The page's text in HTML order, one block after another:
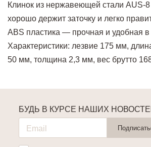
Клинок из нержавеющей стали AUS-
хорошо держит заточку и легко
ABS пластика — прочная и удобная в
Характеристики: лезвие 175 мм,
50 мм, толщина 2,3 мм, вес брутто 168
БУДЬ В КУРСЕ НАШИХ